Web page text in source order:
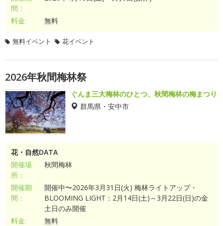
間：
料金: 無料
無料イベント 花イベント
2026年秋間梅林祭
ぐんま三大梅林のひとつ、秋間梅林の梅まつり
群馬県・安中市
花・自然DATA
開催場
所：
秋間梅林
開催期
間：
開催中〜2026年3月31日(火) 梅林ライトアップ・
BLOOMING LIGHT：2月14日(土)～3月22日(日)の金
土日のみ開催
料金:
無料